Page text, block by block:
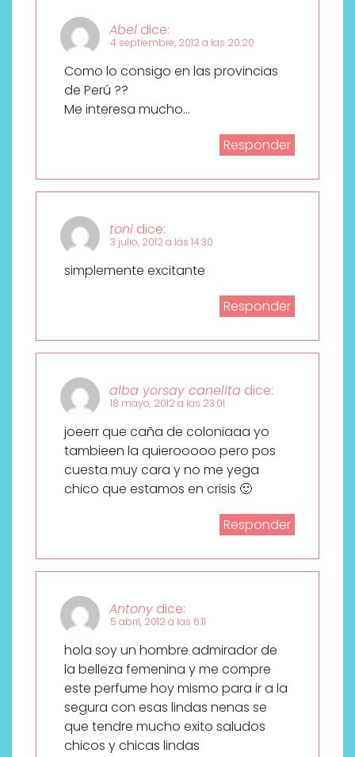
Abel dice:
4 septiembre, 2012 a las 20:20
Como lo consigo en las provincias
de Perú ??
Me interesa mucho…
Responder
toni dice:
3 julio, 2012 a las 14:30
simplemente excitante
Responder
alba yorsay canelita dice:
18 mayo, 2012 a las 23:01
joeerr que caña de coloniaaa yo
tambieen la quierooooo pero pos
cuesta muy cara y no me yega
chico que estamos en crisis 🙂
Responder
Antony dice:
5 abril, 2012 a las 6:11
hola soy un hombre admirador de
la belleza femenina y me compre
este perfume hoy mismo para ir a la
segura con esas lindas nenas se
que tendre mucho exito saludos
chicos y chicas lindas